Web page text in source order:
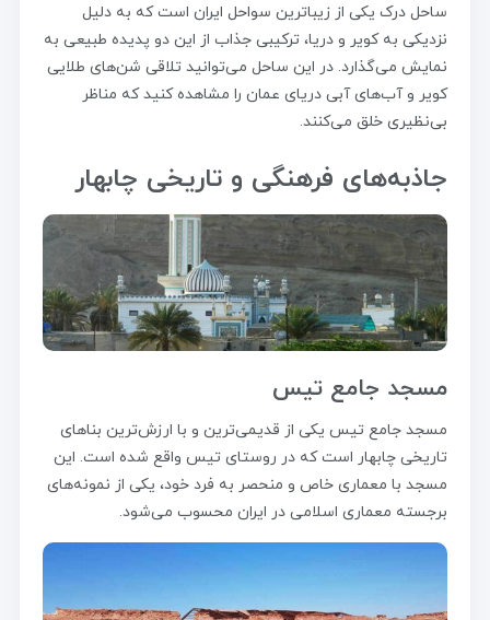
ساحل درک یکی از زیباترین سواحل ایران است که به دلیل
نزدیکی به کویر و دریا، ترکیبی جذاب از این دو پدیده طبیعی به
نمایش می‌گذارد. در این ساحل می‌توانید تلاقی شن‌های طلایی
کویر و آب‌های آبی دریای عمان را مشاهده کنید که مناظر
بی‌نظیری خلق می‌کنند.
جاذبه‌های فرهنگی و تاریخی چابهار
مسجد جامع تیس
مسجد جامع تیس یکی از قدیمی‌ترین و با ارزش‌ترین بناهای
تاریخی چابهار است که در روستای تیس واقع شده است. این
مسجد با معماری خاص و منحصر به فرد خود، یکی از نمونه‌های
برجسته معماری اسلامی در ایران محسوب می‌شود.